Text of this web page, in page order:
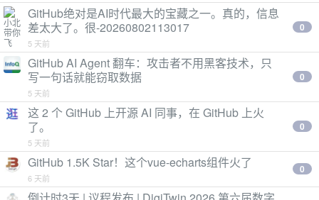
GitHub绝对是AI时代最大的宝藏之一。真的，信息
差太大了。很-20260802113017
5 天前
0
GitHub AI Agent 翻车：攻击者不用黑客技术，只
写一句话就能窃取数据
5 天前
0
这 2 个 GitHub 上开源 AI 同事，在 GitHub 上火
了。
5 天前
0
GitHub 1.5K Star！这个vue-echarts组件火了
6 天前
0